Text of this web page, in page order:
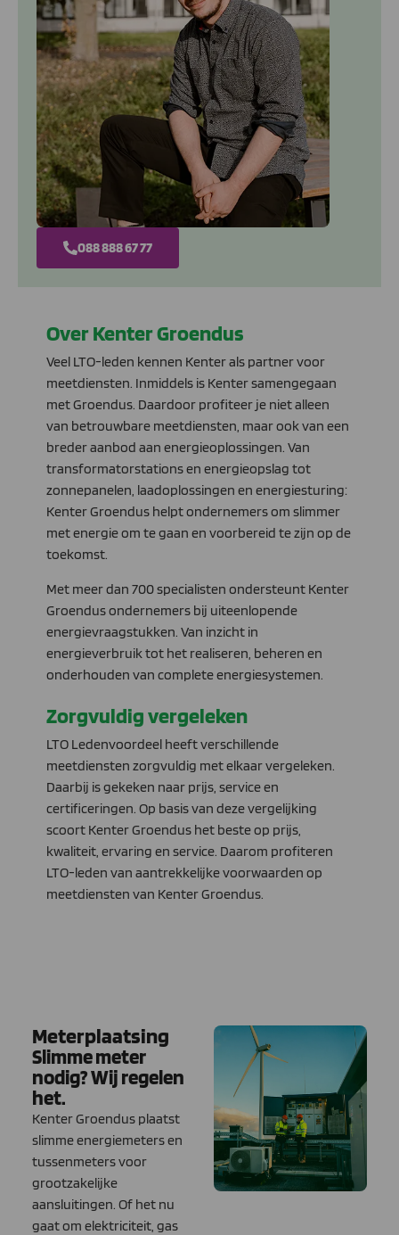
088 888 67 77
Over Kenter Groendus
Veel LTO-leden kennen Kenter als partner voor
meetdiensten. Inmiddels is Kenter samengegaan
met Groendus. Daardoor profiteer je niet alleen
van betrouwbare meetdiensten, maar ook van een
breder aanbod aan energieoplossingen. Van
transformatorstations en energieopslag tot
zonnepanelen, laadoplossingen en energiesturing:
Kenter Groendus helpt ondernemers om slimmer
met energie om te gaan en voorbereid te zijn op de
toekomst.
Met meer dan 700 specialisten ondersteunt Kenter
Groendus ondernemers bij uiteenlopende
energievraagstukken. Van inzicht in
energieverbruik tot het realiseren, beheren en
onderhouden van complete energiesystemen.
Zorgvuldig vergeleken
LTO Ledenvoordeel heeft verschillende
meetdiensten zorgvuldig met elkaar vergeleken.
Daarbij is gekeken naar prijs, service en
certificeringen. Op basis van deze vergelijking
scoort Kenter Groendus het beste op prijs,
kwaliteit, ervaring en service. Daarom profiteren
LTO-leden van aantrekkelijke voorwaarden op
meetdiensten van Kenter Groendus.
Meterplaatsing​
Slimme meter
nodig? Wij regelen
het.
Kenter Groendus plaatst
slimme energiemeters en
tussenmeters voor
grootzakelijke
aansluitingen. Of het nu
gaat om elektriciteit, gas